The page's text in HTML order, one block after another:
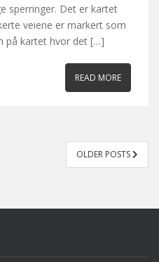
sperringer. Det er kartet
veiene er markert som
på kartet hvor det […]
READ MORE
OLDER POSTS